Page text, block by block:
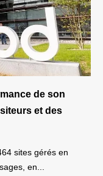
de son
et des
sites gérés en
en...